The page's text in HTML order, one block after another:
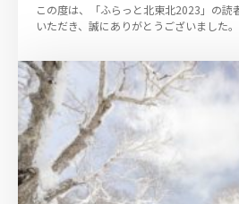
この度は、「ふらっと北東北2023」の読
いただき、誠にありがとうございました